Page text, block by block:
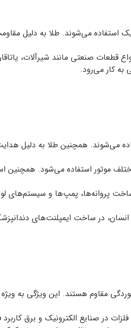
استفاده می‌شوند. طلا به دلیل
صنعتی مانند شیرآلات،
به کار می‌رود.
می‌شوند. همچنین طلا به دلیل
موتور استفاده می‌شود. همچنین
پروانه‌ها، پمپ‌ها و
انسان، در ساخت ایمپلنت‌های
مقاوم هستند. این ویژگی به
در صنایع الکترونیک و برق کاربرد